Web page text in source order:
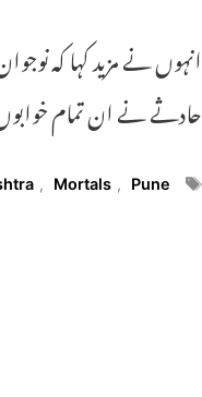
انہوں نے مزید کہا کہ
حادثے نے ان تمام خوابوں
Tags
, Mortals , Pune